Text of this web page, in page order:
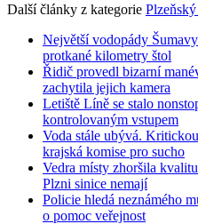
Další články z kategorie
Největší vodopády
protkané kilometry štol
Řidič provedl bizarní
zachytila jejich kamera
Letiště Líně se stalo
kontrolovaným vstupem
Voda stále ubývá.
krajská komise pro sucho
Vedra místy zhoršila
Plzni sinice nemají
Policie hledá neznámého
o pomoc veřejnost